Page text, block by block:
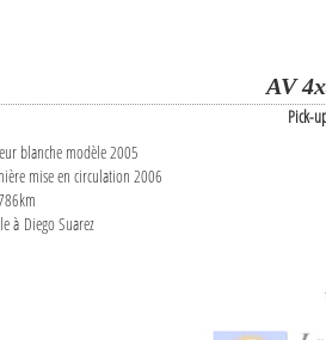
AV
Pick-
blanche modèle 2005
mise en circulation 2006
à Diego Suarez